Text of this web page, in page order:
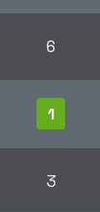
6
1
3